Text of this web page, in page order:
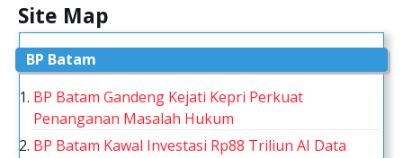
Site Map
BP Batam
BP Batam Gandeng Kejati Kepri Perkuat
Penanganan Masalah Hukum
BP Batam Kawal Investasi Rp88 Triliun AI Data